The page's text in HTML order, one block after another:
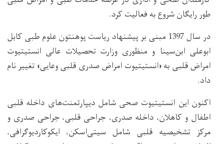
طور رایگان شروع به فعالیت کرد.
در سال 1397 مبنی بر پیشنهاد ریاست پوهنتون علوم طبی کابل
ابوعلی ابن‌سینا و منظوری وزارت تحصیلات عالی انستیتیوت
امراض قلبی به «انستیتیوت امراض صدری قلبی وعایی» تغییر نام
داد.
اکنون این انستیتیوت صحی شامل دیپارتمنت‌های داخله قلبی
اطفال و کاهلان، داخله صدری، جراحی قلبی، جراحی صدری و
مرکز تشخیصیه قلبی شامل سیتی‌اسکن، ایکوکاردیوگرافی،